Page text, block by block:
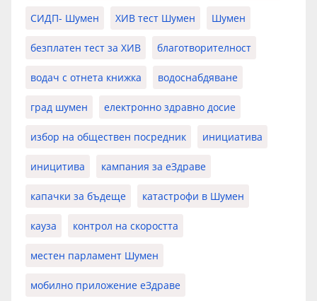
СИДП- Шумен ХИВ тест Шумен Шумен
безплатен тест за ХИВ благотворителност
водач с отнета книжка водоснабдяване
град шумен електронно здравно досие
избор на обществен посредник инициатива
иницитива кампания за еЗдраве
капачки за бъдеще катастрофи в Шумен
кауза контрол на скоростта
местен парламент Шумен
мобилно приложение еЗдраве